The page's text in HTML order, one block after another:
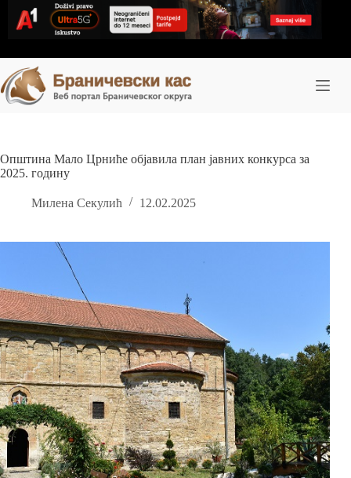
content
Општина Мало Црниће објавила план јавних конкурса за
2025. годину
Милена Секулић 12.02.2025